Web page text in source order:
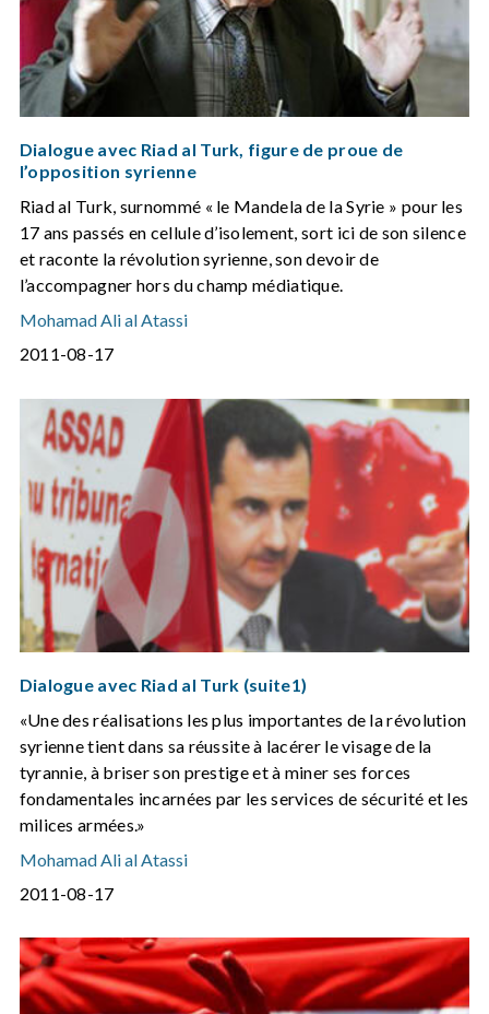
Dialogue avec Riad al Turk, figure de proue de
l’opposition syrienne
Riad al Turk, surnommé « le Mandela de la Syrie » pour les
17 ans passés en cellule d’isolement, sort ici de son silence
et raconte la révolution syrienne, son devoir de
l’accompagner hors du champ médiatique.
Mohamad Ali al Atassi
2011-08-17
Dialogue avec Riad al Turk (suite1)
«Une des réalisations les plus importantes de la révolution
syrienne tient dans sa réussite à lacérer le visage de la
tyrannie, à briser son prestige et à miner ses forces
fondamentales incarnées par les services de sécurité et les
milices armées.»
Mohamad Ali al Atassi
2011-08-17